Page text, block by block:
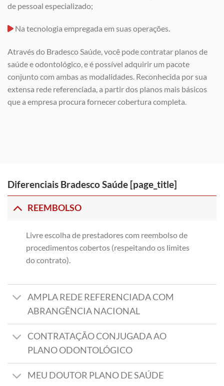
de pessoal especializado;
Na tecnologia empregada em suas operações.
Através do Bradesco Saúde, você pode contratar planos de
saúde e odontológico, e é possível adquirir um pacote
conjunto com ambas as modalidades. Reconhecida por sua
extensa rede referenciada, a partir dos planos mais básicos
que a empresa procura fornecer cobertura completa.
Diferenciais Bradesco Saúde [page_title]
REEMBOLSO
Livre escolha de prestadores com reembolso de
procedimentos cobertos (respeitando os limites
do contrato).
AMPLA REDE REFERENCIADA COM
ABRANGÊNCIA NACIONAL
CONTRATAÇÃO CONJUGADA AO
PLANO ODONTOLÓGICO
MEU DOUTOR PLANO DE SAÚDE